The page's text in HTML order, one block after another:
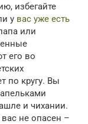
избегайте
у вас уже есть
или
его во
по кругу. Вы
и чихании.
не опасен –